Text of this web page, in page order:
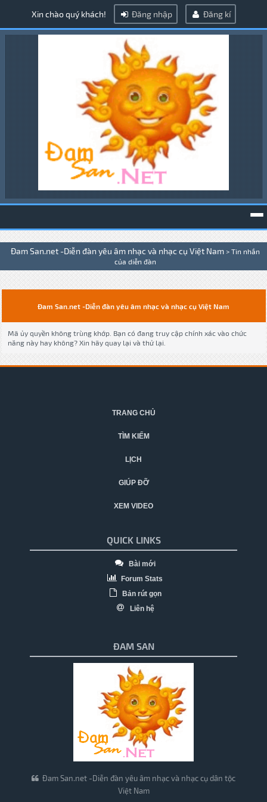
Xin chào quý khách! Đăng nhập Đăng kí
Đam San.net -Diễn đàn yêu âm nhạc và nhạc cụ Việt Nam > Tin nhắn
của diễn đàn
Đam San.net -Diễn đàn yêu âm nhạc và nhạc cụ Việt Nam
Mã ủy quyền không trùng khớp. Bạn có đang truy cập chính xác vào chức
năng này hay không? Xin hãy quay lại và thử lại.
TRANG CHỦ
TÌM KIẾM
LỊCH
GIÚP ĐỠ
XEM VIDEO
QUICK LINKS
Bài mới
Forum Stats
Bản rút gọn
Liên hệ
ĐAM SAN
Đam San.net -Diễn đàn yêu âm nhạc và nhạc cụ dân tộc
Việt Nam